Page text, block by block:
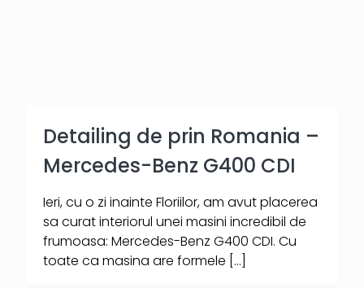
Detailing de prin Romania –
Mercedes-Benz G400 CDI
Ieri, cu o zi inainte Floriilor, am avut placerea
sa curat interiorul unei masini incredibil de
frumoasa: Mercedes-Benz G400 CDI. Cu
toate ca masina are formele […]